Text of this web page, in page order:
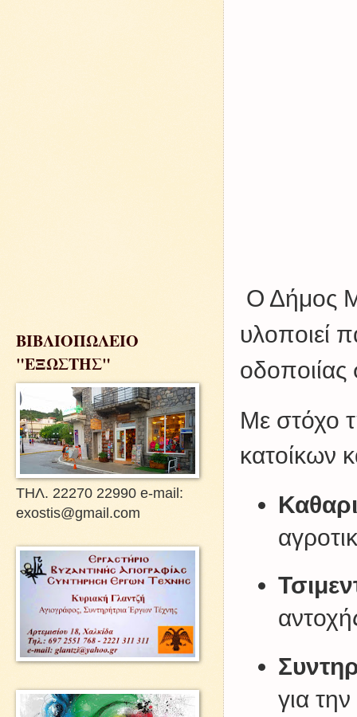
Ο Δήμος
υλοποιεί
οδοποιίας
Με στόχο
κατοίκων
για
ΒΙΒΛΙΟΠΩΛΕΙΟ
"ΕΞΩΣΤΗΣ"
ΤΗΛ. 22270 22990 e-mail:
exostis@gmail.com